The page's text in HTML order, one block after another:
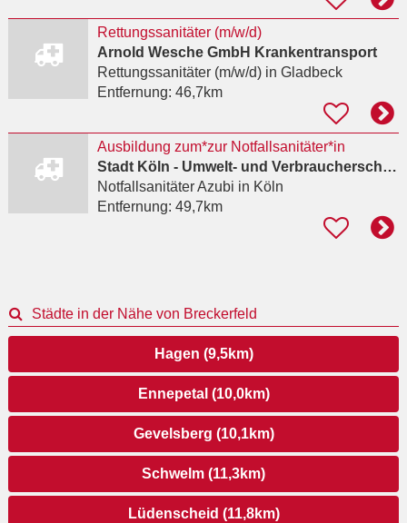
Rettungssanitäter (m/w/d)
Arnold Wesche GmbH Krankentransport
Rettungssanitäter (m/w/d)in Gladbeck
Entfernung: 46,7km
Ausbildung zum*zur Notfallsanitäter*in
Stadt Köln - Umwelt- und Verbraucherschutzamt
Notfallsanitäter Azubi in Köln
Entfernung: 49,7km
Städte in der Nähe von Breckerfeld
Hagen (9,5km)
Ennepetal (10,0km)
Gevelsberg (10,1km)
Schwelm (11,3km)
Lüdenscheid (11,8km)